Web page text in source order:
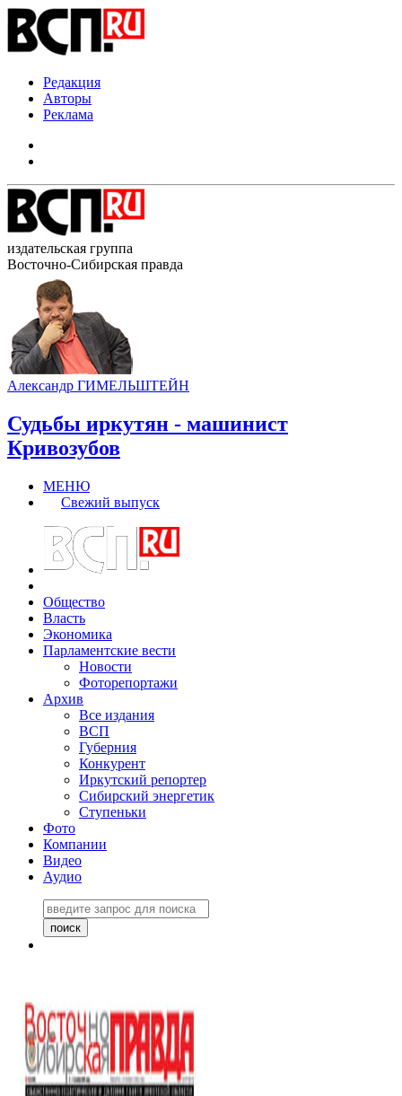
Редакция
Авторы
Реклама
издательская группа
Восточно-Сибирская правда
Александр ГИМЕЛЬШТЕЙН
Судьбы иркутян - машинист
Кривозубов
МЕНЮ
Свежий выпуск
Общество
Власть
Экономика
Парламентские вести
Новости
Фоторепортажи
Архив
Все издания
ВСП
Губерния
Конкурент
Иркутский репортер
Сибирский энергетик
Ступеньки
Фото
Компании
Видео
Аудио